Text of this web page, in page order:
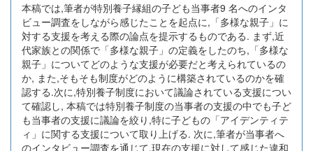
本稿では,筆者が特別養子縁組の子ども当事者9 名へのインタ
ビュー調査をしながら感じたことを起点に,「多様な親子」に
対する支援を考える際の論点を提示するものである. まず,近
代家族との関係で「多様な親子」の定義をしたのち,「多様な
親子」についてどのような支援が必要だと考えられているの
か, また,そもそも制度がどのように構築されているのかを確
認する.次に,特別養子制度において議論されている支援につい
て確認し, 本稿では特別養子制度の当事者の支援の中でも子ど
も当事者の支援に議論を絞り,特に子どもの「アイデンティテ
ィ」に関する支援について取り上げる. 次に,筆者が当事者へ
のインタビュー調査を通じて,現在の支援に対して感じた違和